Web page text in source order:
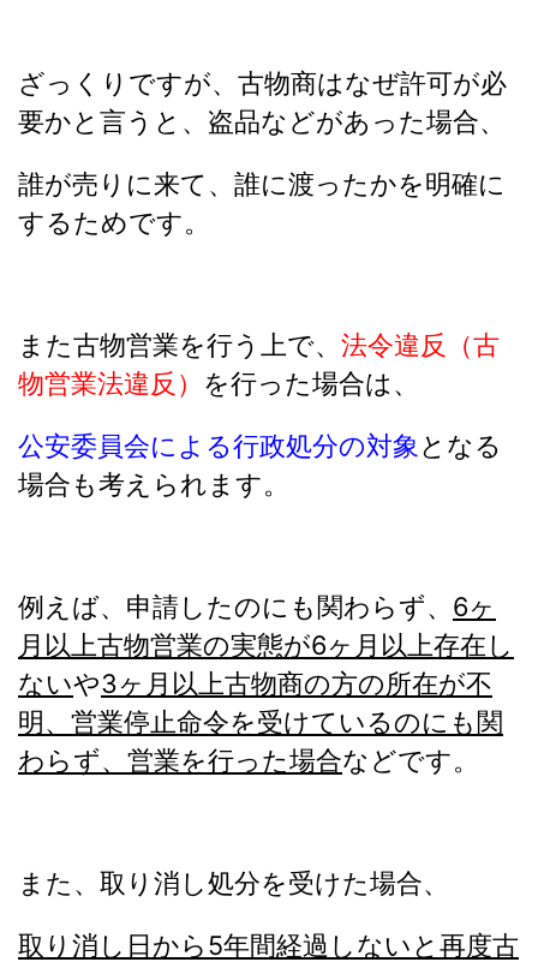
ざっくりですが、古物商はなぜ許可が必
要かと言うと、盗品などがあった場合、
誰が売りに来て、誰に渡ったかを明確に
するためです。
また古物営業を行う上で、 法令違反（古
物営業法違反） を行った場合は、
公安委員会による行政処分の対象 となる
場合も考えられます。
例えば、申請したのにも関わらず、 6ヶ
月以上古物営業の実態が6ヶ月以上存在し
ないや3ヶ月以上古物商の方の所在が不
明、営業停止命令を受けているのにも関
わらず、営業を行った場合などです。
また、取り消し処分を受けた場合、
取り消し日から5年間経過しないと再度古